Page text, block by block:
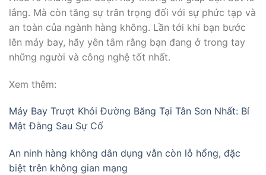
lắng. Mà còn tăng sự trân trọng đối với sự phức tạp và
an toàn của ngành hàng không. Lần tới khi bạn bước
lên máy bay, hãy yên tâm rằng bạn đang ở trong tay
những người và công nghệ tốt nhất.
Xem thêm:
Máy Bay Trượt Khỏi Đường Băng Tại Tân Sơn Nhất: Bí
Mật Đằng Sau Sự Cố
An ninh hàng không dân dụng vẫn còn lỗ hổng, đặc
biệt trên không gian mạng